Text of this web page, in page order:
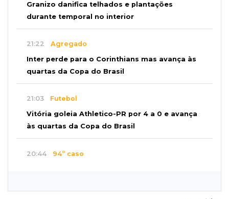
Granizo danifica telhados e plantações
durante temporal no interior
21:22 Agregado
Inter perde para o Corinthians mas avança às
quartas da Copa do Brasil
21:03 Futebol
Vitória goleia Athletico-PR por 4 a 0 e avança
às quartas da Copa do Brasil
20:44 94º caso